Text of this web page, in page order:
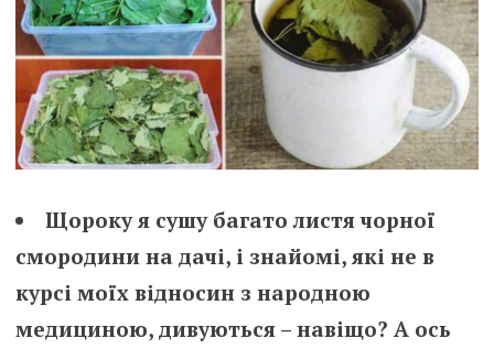
Щороку я сушу багато листя чорної
смородини на дачі, і знайомі, які не в
курсі моїх відносин з народною
медициною, дивуються – навіщо? А ось